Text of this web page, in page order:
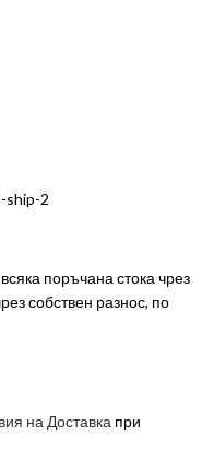
поръчана стока чрез
собствен разнос, по
на Доставка при